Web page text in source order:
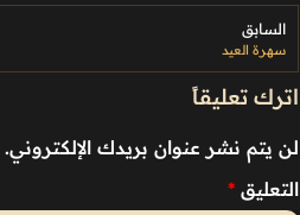
السابق
سهرة العيد
اترك تعليقاً
لن يتم نشر عنوان بريدك الإلكتروني.
التعليق *